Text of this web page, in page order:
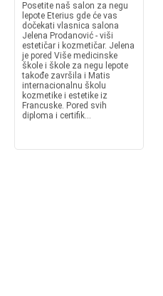
Posetite naš salon za negu
lepote Eterius gde će vas
dočekati vlasnica salona
Jelena Prodanović - viši
estetičar i kozmetičar. Jelena
je pored Više medicinske
škole i škole za negu lepote
takođe završila i Matis
internacionalnu školu
kozmetike i estetike iz
Francuske. Pored svih
diploma i certifik...